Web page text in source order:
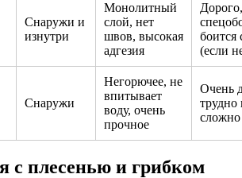
Снаружи и
изнутри
Монолитный
слой, нет
швов, высокая
адгезия
боится
(если
Снаружи
Негорючее, не
впитывает
воду, очень
прочное
Очень
трудно
сложно
с плесенью и грибком